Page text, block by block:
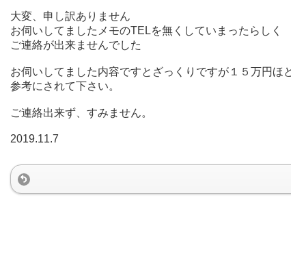
大変、申し訳ありません
お伺いしてましたメモのTELを無くしていまったらしく
ご連絡が出来ませんでした
お伺いしてました内容ですとざっくりですが１５万円ほ
参考にされて下さい。
ご連絡出来ず、すみません。
2019.11.7